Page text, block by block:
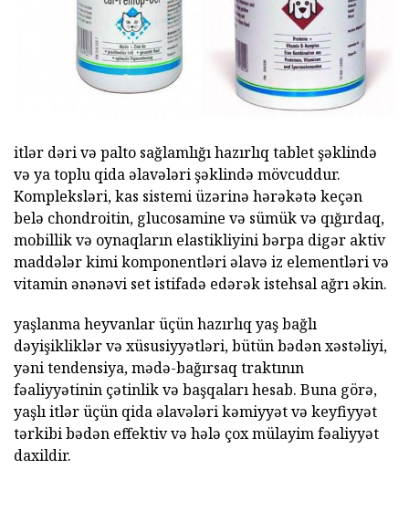
itlər dəri və palto sağlamlığı hazırlıq tablet şəklində
və ya toplu qida əlavələri şəklində mövcuddur.
Kompleksləri, kas sistemi üzərinə hərəkətə keçən
belə chondroitin, glucosamine və sümük və qığırdaq,
mobillik və oynaqların elastikliyini bərpa digər aktiv
maddələr kimi komponentləri əlavə iz elementləri və
vitamin ənənəvi set istifadə edərək istehsal ağrı əkin.
yaşlanma heyvanlar üçün hazırlıq yaş bağlı
dəyişikliklər və xüsusiyyətləri, bütün bədən xəstəliyi,
yəni tendensiya, mədə-bağırsaq traktının
fəaliyyətinin çətinlik və başqaları hesab. Buna görə,
yaşlı itlər üçün qida əlavələri kəmiyyət və keyfiyyət
tərkibi bədən effektiv və hələ çox mülayim fəaliyyət
daxildir.